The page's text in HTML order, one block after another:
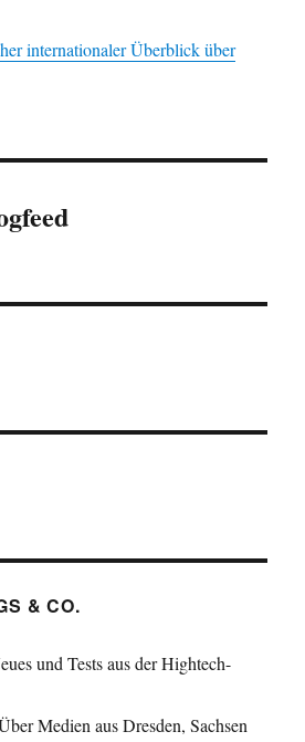
internationaler Überblick über
& CO.
und Tests aus der Hightech-
Medien aus Dresden, Sachsen